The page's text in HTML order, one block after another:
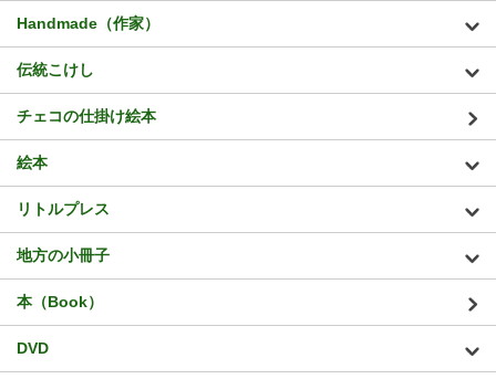
Handmade（作家）
伝統こけし
チェコの仕掛け絵本
絵本
リトルプレス
地方の小冊子
本（Book）
DVD